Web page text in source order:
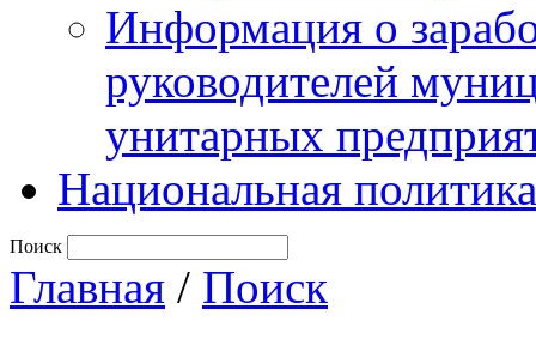
Информация о
руководителей
унитарных
Национальная политика
Поиск
Главная / Поиск